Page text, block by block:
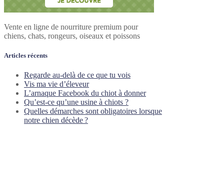
Vente en ligne de nourriture premium pour
chiens, chats, rongeurs, oiseaux et poissons
Articles récents
Regarde au-delà de ce que tu vois
Vis ma vie d’éleveur
L’arnaque Facebook du chiot à donner
Qu’est-ce qu’une usine à chiots ?
Quelles démarches sont obligatoires lorsque
notre chien décède ?